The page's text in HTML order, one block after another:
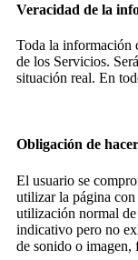
Veracidad de la
Toda la información
de los Servicios.
situación real. En
Obligación de
El usuario se
utilizar la página con
utilización normal
indicativo pero no
de sonido o imagen,